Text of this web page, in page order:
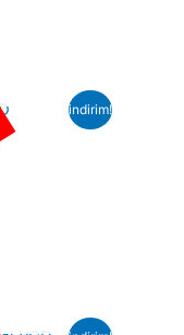
indirim!